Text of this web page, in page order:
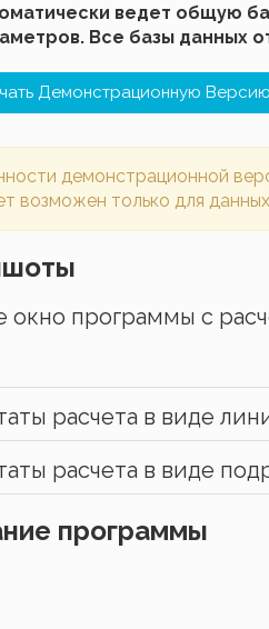
ведет общую
Все базы данных
Демонстрационную
демонстрационной
возможен только для
окно программы с
расчета в виде
расчета в виде
программы